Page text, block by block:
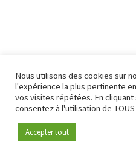
Devenez membre
Nous utilisons des cookies sur
l'expérience la plus pertinente
vos visites répétées. En cliquant
consentez à l'utilisation de
Accepter tout